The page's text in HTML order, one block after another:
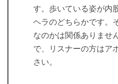
す。歩いている姿が内
ヘラのどちらかです。
なのかは関係ありませ
で、リスナーの方はア
さい。